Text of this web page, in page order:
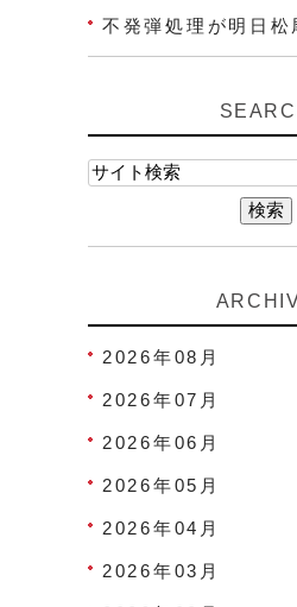
不発弾処理が明日松
2026年08月
2026年07月
2026年06月
2026年05月
2026年04月
2026年03月